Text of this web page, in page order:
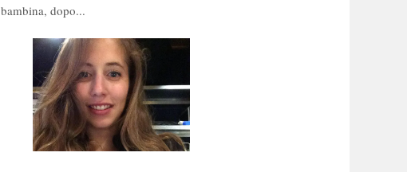
bambina, dopo...